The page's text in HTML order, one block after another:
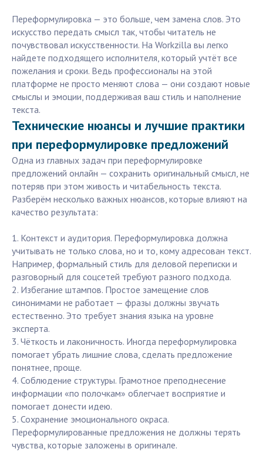
Переформулировка — это больше, чем замена слов. Это
искусство передать смысл так, чтобы читатель не
почувствовал искусственности. На Workzilla вы легко
найдете подходящего исполнителя, который учтёт все
пожелания и сроки. Ведь профессионалы на этой
платформе не просто меняют слова — они создают новые
смыслы и эмоции, поддерживая ваш стиль и наполнение
текста.
Технические нюансы и лучшие практики
при переформулировке предложений
Одна из главных задач при переформулировке
предложений онлайн — сохранить оригинальный смысл, не
потеряв при этом живость и читабельность текста.
Разберём несколько важных нюансов, которые влияют на
качество результата:
1. Контекст и аудитория. Переформулировка должна
учитывать не только слова, но и то, кому адресован текст.
Например, формальный стиль для деловой переписки и
разговорный для соцсетей требуют разного подхода.
2. Избегание штампов. Простое замещение слов
синонимами не работает — фразы должны звучать
естественно. Это требует знания языка на уровне
эксперта.
3. Чёткость и лаконичность. Иногда переформулировка
помогает убрать лишние слова, сделать предложение
понятнее, проще.
4. Соблюдение структуры. Грамотное преподнесение
информации «по полочкам» облегчает восприятие и
помогает донести идею.
5. Сохранение эмоционального окраса.
Переформулированные предложения не должны терять
чувства, которые заложены в оригинале.